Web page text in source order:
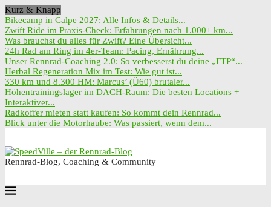
Kurz & Knapp
Bikecamp in Calpe 2027: Alle Infos & Details...
Zwift Ride im Praxis-Check: Erfahrungen nach 1.000+ km...
Was brauchst du alles für Zwift? Eine Übersicht...
24h Rad am Ring im 4er-Team: Pacing, Ernährung...
Unser Rennrad-Coaching 2.0: So verbesserst du deine „FTP“...
Herbal Regeneration Mix im Test: Wie gut ist...
330 km und 8.300 HM: Marcus’ (Ü60) brutaler...
Höhentrainingslager im DACH-Raum: Die besten Locations +
Interaktiver...
Radkoffer mieten statt kaufen: So kommt dein Rennrad...
Blick unter die Motorhaube: Was passiert, wenn dem...
Rennrad-Blog, Coaching & Community